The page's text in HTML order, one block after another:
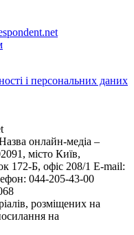
і персональних даних
онлайн-медіа –
місто Київ,
Б, офіс 208/1 E-mail:
044-205-43-00
розміщених на
на